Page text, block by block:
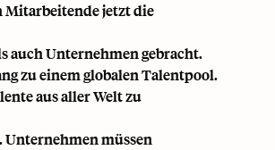
Mitarbeitende jetzt die
auch Unternehmen gebracht.
zu einemglobalen Talentpool.
aus aller Welt zu
müssen